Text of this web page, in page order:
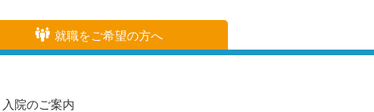
就職をご希望の方へ
入院のご案内